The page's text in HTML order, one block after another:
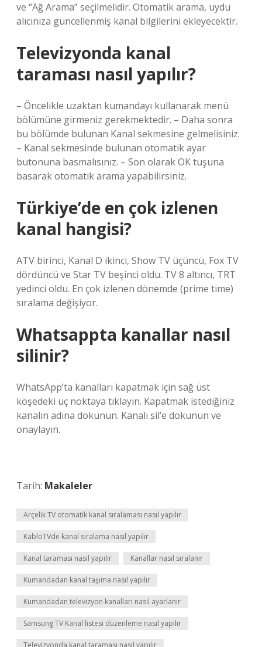
ve “Ağ Arama” seçilmelidir. Otomatik arama, uydu
alıcınıza güncellenmiş kanal bilgilerini ekleyecektir.
Televizyonda kanal
taraması nasıl yapılır?
– Öncelikle uzaktan kumandayı kullanarak menü
bölümüne girmeniz gerekmektedir. – Daha sonra
bu bölümde bulunan Kanal sekmesine gelmelisiniz.
– Kanal sekmesinde bulunan otomatik ayar
butonuna basmalısınız. – Son olarak OK tuşuna
basarak otomatik arama yapabilirsiniz.
Türkiye’de en çok izlenen
kanal hangisi?
ATV birinci, Kanal D ikinci, Show TV üçüncü, Fox TV
dördüncü ve Star TV beşinci oldu. TV 8 altıncı, TRT
yedinci oldu. En çok izlenen dönemde (prime time)
sıralama değişiyor.
Whatsappta kanallar nasıl
silinir?
WhatsApp’ta kanalları kapatmak için sağ üst
köşedeki üç noktaya tıklayın. Kapatmak istediğiniz
kanalın adına dokunun. Kanalı sil’e dokunun ve
onaylayın.
Tarih: Makaleler
Arçelik TV otomatik kanal sıralaması nasıl yapılır
KabloTVde kanal sıralama nasıl yapılır
Kanal taraması nasıl yapılır Kanallar nasıl sıralanır
Kumandadan kanal taşıma nasıl yapılır
Kumandadan televizyon kanalları nasıl ayarlanır
Samsung TV Kanal listesi düzenleme nasıl yapılır
Televizyonda kanal taraması nasıl yapılır